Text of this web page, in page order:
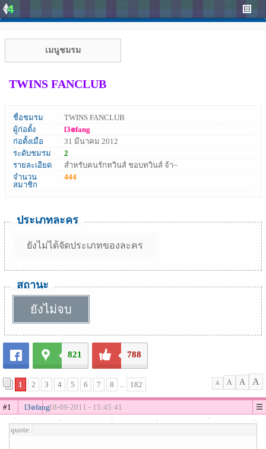
เมนูชมรม
TWINS FANCLUB
ชื่อชมรม
TWINS FANCLUB
ผู้ก่อตั้ง
l3๏fang
ก่อตั้งเมื่อ
31 มีนาคม 2012
ระดับชมรม
2
รายละเอียด
สำหรับคนรักทวินส์ ชอบทวินส์ จ้า~
จำนวน
สมาชิก
444
ประเภทละคร
ยังไม่ได้จัดประเภทของละคร
สถานะ
ยังไม่จบ
821 788
1 2 3 4 5 6 7 8 ... 182 A A A A
#1 l3๏fang18-09-2011 - 15:45:41
quote :